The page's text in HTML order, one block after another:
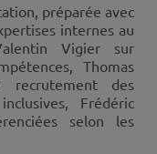
préparée avec
internes au
Vigier sur
Thomas
recrutement des
Frédéric
selon les